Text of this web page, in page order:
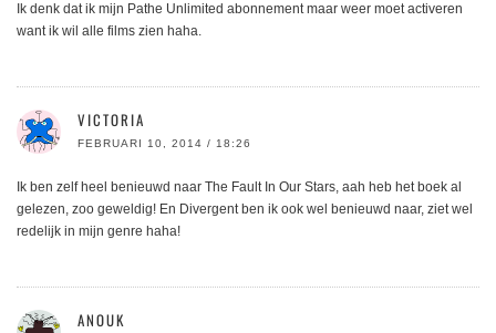
Ik denk dat ik mijn Pathe Unlimited abonnement maar weer moet activeren
want ik wil alle films zien haha.
VICTORIA
FEBRUARI 10, 2014 / 18:26
Ik ben zelf heel benieuwd naar The Fault In Our Stars, aah heb het boek al
gelezen, zoo geweldig! En Divergent ben ik ook wel benieuwd naar, ziet wel
redelijk in mijn genre haha!
ANOUK